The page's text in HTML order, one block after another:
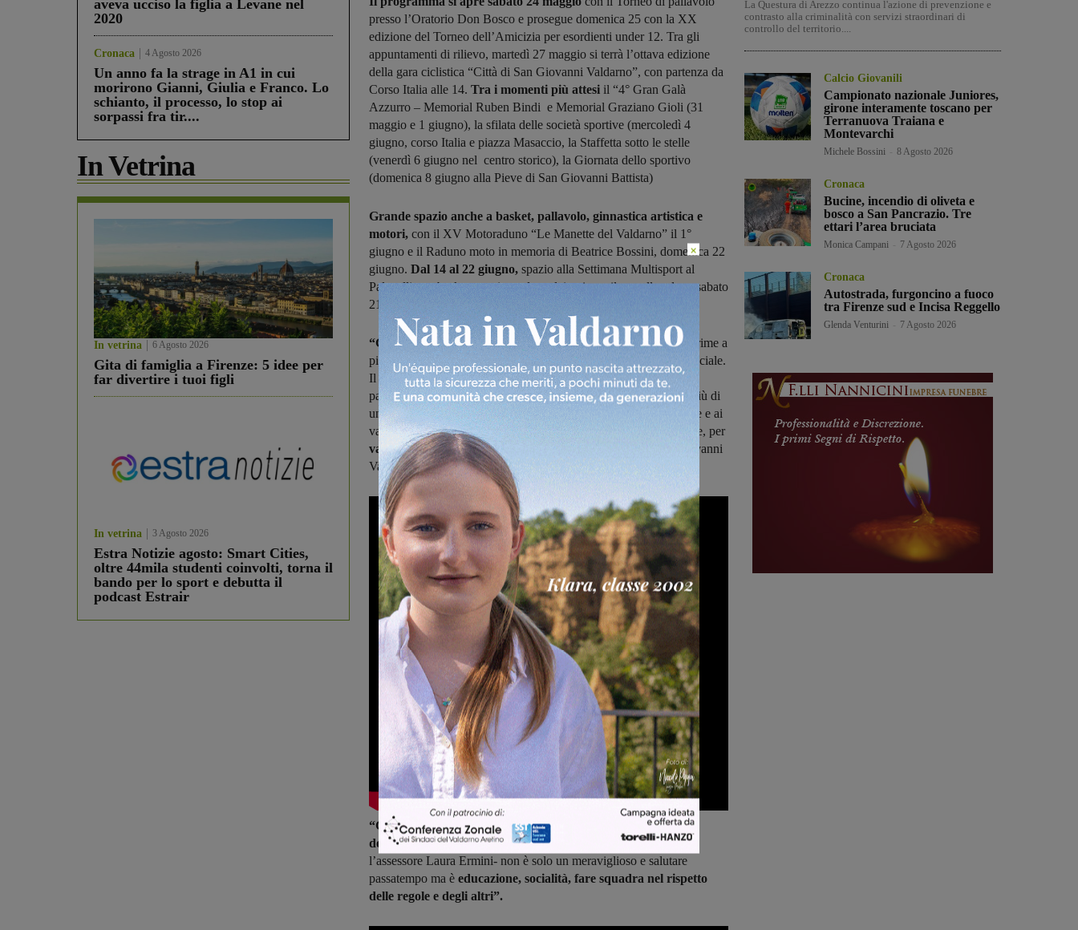
aveva ucciso la figlia a Levane nel
2020
Cronaca 4 Agosto 2026
Un anno fa la strage in A1 in cui
morirono Gianni, Giulia e Franco. Lo
schianto, il processo, lo stop ai
sorpassi fra tir....
In Vetrina
In vetrina 6 Agosto 2026
Gita di famiglia a Firenze: 5 idee per
far divertire i tuoi figli
In vetrina 3 Agosto 2026
Estra Notizie agosto: Smart Cities,
oltre 44mila studenti coinvolti, torna il
bando per lo sport e debutta il
podcast Estrair
presso l’Oratorio Don Bosco e prosegue domenica 25 con la XX
edizione del Torneo dell’Amicizia per esordienti under 12. Tra gli
appuntamenti di rilievo, martedì 27 maggio si terrà l’ottava edizione
della gara ciclistica “Città di San Giovanni Valdarno”, con partenza da
Corso Italia alle 14. Tra i momenti più attesi il “4° Gran Galà
Azzurro – Memorial Ruben Bindi e Memorial Graziano Gioli (31
maggio e 1 giugno), la sfilata delle società sportive (mercoledì 4
giugno, corso Italia e piazza Masaccio, la Staffetta sotto le stelle
(venerdì 6 giugno nel centro storico), la Giornata dello sportivo
(domenica 8 giugno alla Pieve di San Giovanni Battista)
Grande spazio anche a basket, pallavolo, ginnastica artistica e
motori, con il XV Motoraduno “Le Manette del Valdarno” il 1°
giugno e il Raduno moto in memoria di Beatrice Bossini, domenica 22
giugno. Dal 14 al 22 giugno, spazio alla Settimana Multisport al
Palagalli con basket, tennistavolo, calcio giovanile e pallavolo, e sabato
21 la dimostrazione di tennistavolo in largo Arnolfo da Cambio.
“Giugno Sport è una manifestazione -dice il sindaci dche esprime a
pieno i valori della partecipazione, della salute e della coesione sociale.
Il Comune di San Giovanni Valdarno invita tutti i cittadini a
partecipare, tifare, e soprattutto divertirsi. Giugno Sport è molto più di
un calendario di eventi: è un inno alla partecipazione, al benessere e ai
valori che lo sport sa trasmettere. È un’occasione per stare insieme, per
valorizzare le nostre eccellenze sportive e per rendere San Giovanni
Valdarno una vera città dello sport”.
“Giugno Sport è un vero e proprio viaggio all’interno
dell’impegno educativo della nostra comunità. Lo sport-ricorda
l’assessore Laura Ermini- non è solo un meraviglioso e salutare
passatempo ma è educazione, socialità, fare squadra nel rispetto
delle regole e degli altri”.
La Questura di Arezzo continua l'azione di prevenzione e
contrasto alla criminalità con servizi straordinari di
controllo del territorio....
Calcio Giovanili
Campionato nazionale Juniores,
girone interamente toscano per
Terranuova Traiana e
Montevarchi
Michele Bossini 8 Agosto 2026
Cronaca
Bucine, incendio di oliveta e
bosco a San Pancrazio. Tre
ettari l’area bruciata
Monica Campani 7 Agosto 2026
Cronaca
Autostrada, furgoncino a fuoco
tra Firenze sud e Incisa Reggello
Glenda Venturini 7 Agosto 2026
×